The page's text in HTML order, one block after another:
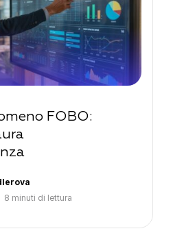
FOBO:
8 minuti di lettura